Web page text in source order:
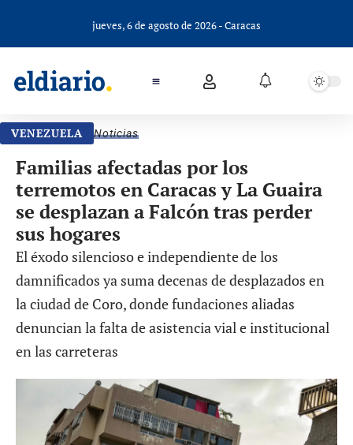
jueves, 6 de agosto de 2026 - Caracas
VENEZUELA Noticias
Familias afectadas por los
terremotos en Caracas y La Guaira
se desplazan a Falcón tras perder
sus hogares
El éxodo silencioso e independiente de los
damnificados ya suma decenas de desplazados en
la ciudad de Coro, donde fundaciones aliadas
denuncian la falta de asistencia vial e institucional
en las carreteras